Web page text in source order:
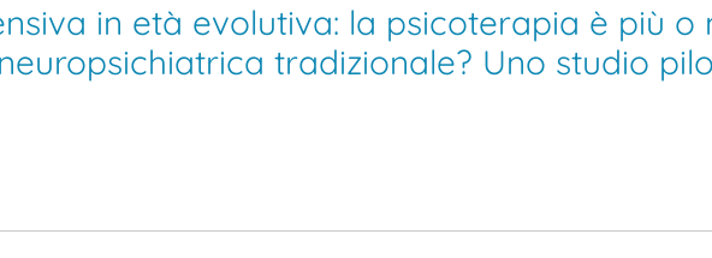
in età evolutiva: la psicoterapia è più o
tradizionale? Uno studio